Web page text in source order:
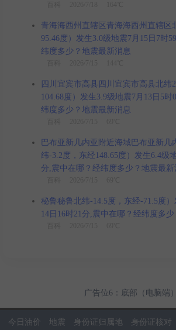
青海海西州直辖区青海海西州直辖区
95.46度）发生3.0级地震7月15日7时
纬度多少？地震最新消息
四川宜宾市高县四川宜宾市高县北纬
104.68度）发生3.9级地震7月13日5
纬度多少？地震最新消息
巴布亚新几内亚附近海域巴布亚新几
纬-3.2度，东经148.65度）发生6.4级
分,震中在哪？经纬度多少？地震最新
秘鲁秘鲁北纬-14.5度，东经-71.5度）
14日16时21分,震中在哪？经纬度多
广告位6：底部（电脑端）
今日油价 地震 身份证归属地 身份证核对